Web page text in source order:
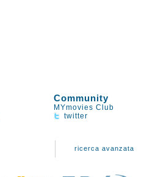
Community
MYmovies Club
twitter
ricerca avanzata